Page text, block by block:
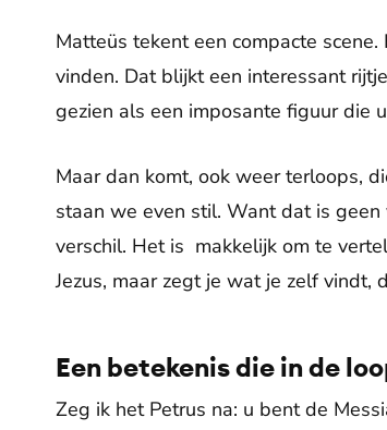
Matteüs tekent een compacte
vinden. Dat blijkt een interessant
gezien als een imposante figuur die
Maar dan komt, ook weer terloops,
staan we even stil. Want dat is
verschil. Het is makkelijk om te
Jezus, maar zegt je wat je zelf
Een betekenis die in de
Zeg ik het Petrus na: u bent de